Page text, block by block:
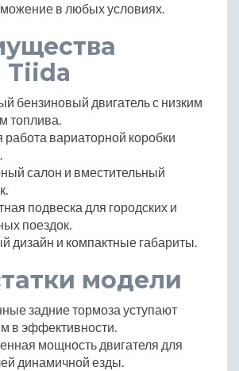
в любых условиях.
Tiida
бензиновый двигатель с низким
топлива.
вариаторной коробки
салон и вместительный
подвеска для городских и
поездок.
дизайн и компактные габариты.
модели
задние тормоза уступают
в эффективности.
мощность двигателя для
динамичной езды.